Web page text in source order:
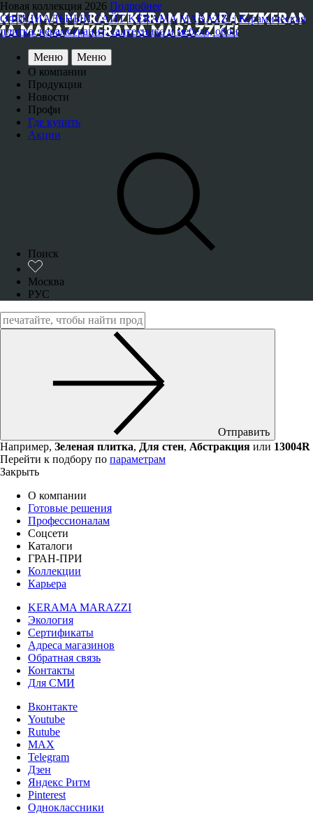
Новая коллекция 2026 Подробнее
ОФИЦИАЛЬНЫЙ САЙТ KERAMA MARAZZI | Керамическая
плитка, керамогранит, сантехника и мебель, обои
Меню
Меню
О компании
Продукция
Новости
Профи
Где купить
Акции
Поиск
Москва
РУС
Отправить
Например, Зеленая плитка, Для стен, Абстракция или 13004R
Перейти к подбору по параметрам
Закрыть
О компании
Готовые решения
Профессионалам
Соцсети
Каталоги
ГРАН-ПРИ
Коллекции
Карьера
KERAMA MARAZZI
Экология
Сертификаты
Адреса магазинов
Обратная связь
Контакты
Для СМИ
Вконтакте
Youtube
Rutube
MAX
Telegram
Дзен
Яндекс Ритм
Pinterest
Одноклассники